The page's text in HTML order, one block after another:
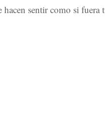
hacen sentir como si fuera